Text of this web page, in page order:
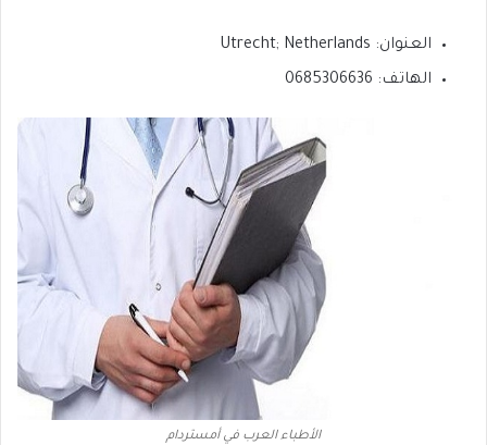
العنوان: Utrecht; Netherlands
الهاتف: 0685306636
الأطباء العرب في أمستردام